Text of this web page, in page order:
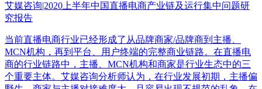
艾媒咨询|2020上半年中国直播电商产业链及运行集中问题研
究报告
当前直播电商行业已经形成了从品牌商家/品牌商到主播、
MCN机构，再到平台、用户终端的完整商业链路。在直播电
商的行业链路中，主播、MCN机构和商家是行业生态中的三
个重要主体。艾媒咨询分析师认为，在行业发展初期，主播偏